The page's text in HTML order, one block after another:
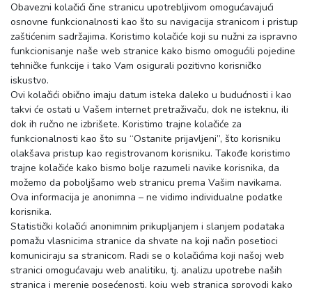
Obavezni kolačići čine stranicu upotrebljivom omogućavajući
osnovne funkcionalnosti kao što su navigacija stranicom i pristup
zaštićenim sadržajima. Koristimo kolačiće koji su nužni za ispravno
funkcionisanje naše web stranice kako bismo omogućili pojedine
tehničke funkcije i tako Vam osigurali pozitivno korisničko
iskustvo.
Ovi kolačići obično imaju datum isteka daleko u budućnosti i kao
takvi će ostati u Vašem internet pretraživaču, dok ne isteknu, ili
dok ih ručno ne izbrišete. Koristimo trajne kolačiće za
funkcionalnosti kao što su “Ostanite prijavljeni”, što korisniku
olakšava pristup kao registrovanom korisniku. Takođe koristimo
trajne kolačiće kako bismo bolje razumeli navike korisnika, da
možemo da poboljšamo web stranicu prema Vašim navikama.
Ova informacija je anonimna – ne vidimo individualne podatke
korisnika.
Statistički kolačići anonimnim prikupljanjem i slanjem podataka
pomažu vlasnicima stranice da shvate na koji način posetioci
komuniciraju sa stranicom. Radi se o kolačićima koji našoj web
stranici omogućavaju web analitiku, tj. analizu upotrebe naših
stranica i merenje posećenosti, koju web stranica sprovodi kako